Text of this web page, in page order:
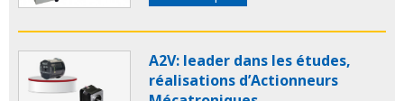
A2V: leader dans les études,
réalisations d’Actionneurs